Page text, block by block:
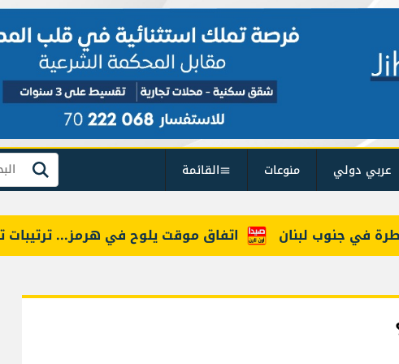
عربي دولي منوعات القائمة بحث
اتفاق موقت يلوح في هرمز... ترتيبات